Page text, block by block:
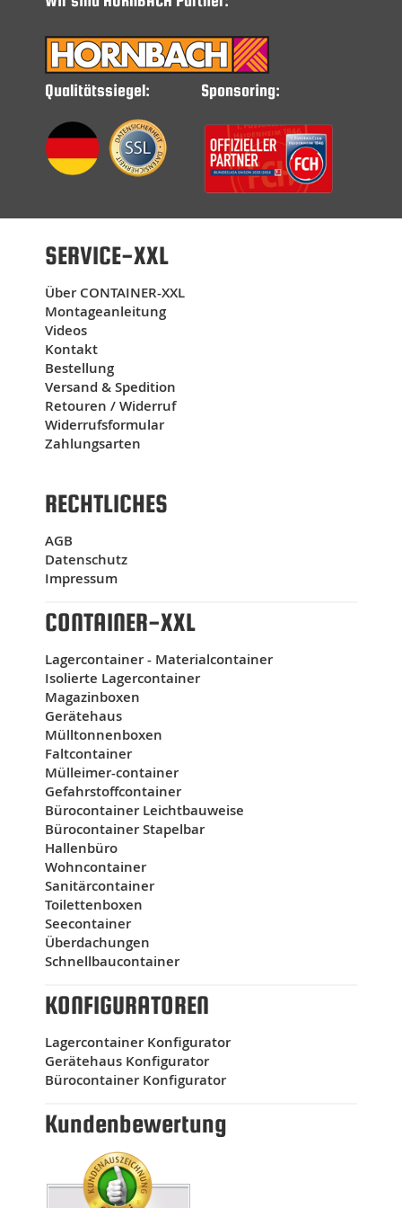
Qualitätssiegel: Sponsoring:
SERVICE-XXL
Über CONTAINER-XXL
Montageanleitung
Videos
Kontakt
Bestellung
Versand & Spedition
Retouren / Widerruf
Widerrufsformular
Zahlungsarten
RECHTLICHES
AGB
Datenschutz
Impressum
CONTAINER-XXL
Lagercontainer - Materialcontainer
Isolierte Lagercontainer
Magazinboxen
Gerätehaus
Mülltonnenboxen
Faltcontainer
Mülleimer-container
Gefahrstoffcontainer
Bürocontainer Leichtbauweise
Bürocontainer Stapelbar
Hallenbüro
Wohncontainer
Sanitärcontainer
Toilettenboxen
Seecontainer
Überdachungen
Schnellbaucontainer
KONFIGURATOREN
Lagercontainer Konfigurator
Gerätehaus Konfigurator
Bürocontainer Konfigurator
Kundenbewertung